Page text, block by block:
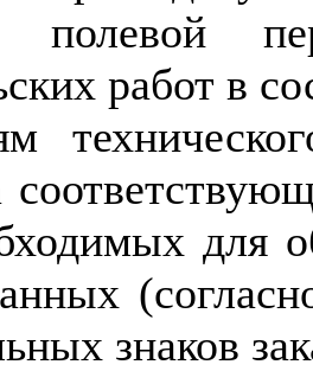
й
работ в
соответствую
для
(с
знаков